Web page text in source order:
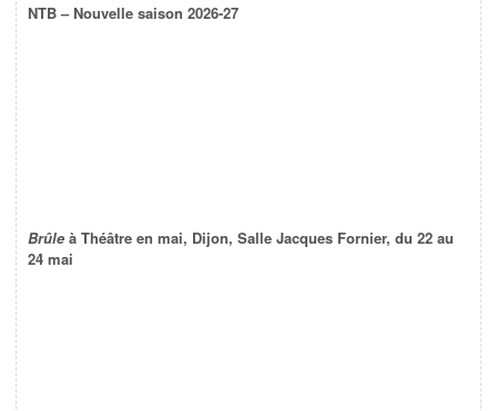
NTB – Nouvelle saison 2026-27
Brûle à Théâtre en mai, Dijon, Salle Jacques Fornier, du 22 au
24 mai